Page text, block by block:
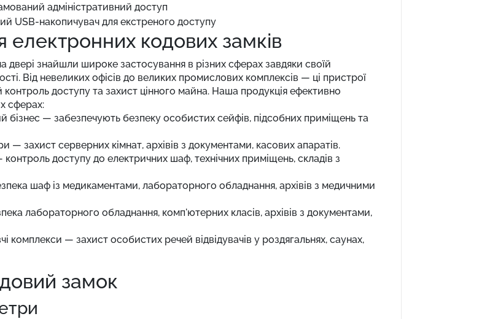
адміністративний доступ
USB-накопичувач для екстреного доступу
електронних кодових замків
двері знайшли широке застосування в різних сферах завдяки своїй
Від невеликих офісів до великих промислових комплексів — ці пристрої
доступу та захист цінного майна. Наша продукція ефективно
сферах:
бізнес — забезпечують безпеку особистих сейфів, підсобних приміщень та
— захист серверних кімнат, архівів з документами, касових апаратів.
доступу до електричних шаф, технічних приміщень, складів з
шаф із медикаментами, лабораторного обладнання, архівів з медичними
лабораторного обладнання, комп'ютерних класів, архівів з документами,
комплекси — захист особистих речей відвідувачів у роздягальнях, саунах,
замок